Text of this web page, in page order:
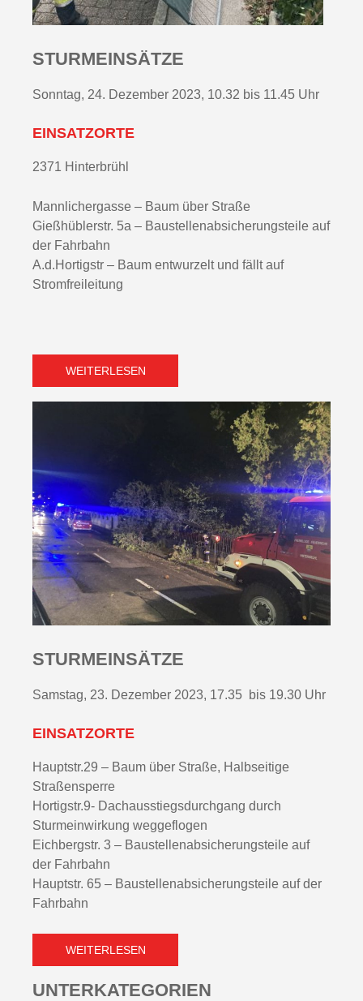
STURMEINSÄTZE
Sonntag, 24. Dezember 2023, 10.32 bis 11.45 Uhr
EINSATZORTE
2371 Hinterbrühl
Mannlichergasse – Baum über Straße
Gießhüblerstr. 5a – Baustellenabsicherungsteile auf
der Fahrbahn
A.d.Hortigstr – Baum entwurzelt und fällt auf
Stromfreileitung
WEITERLESEN
STURMEINSÄTZE
Samstag, 23. Dezember 2023, 17.35 bis 19.30 Uhr
EINSATZORTE
Hauptstr.29 – Baum über Straße, Halbseitige
Straßensperre
Hortigstr.9- Dachausstiegsdurchgang durch
Sturmeinwirkung weggeflogen
Eichbergstr. 3 – Baustellenabsicherungsteile auf
der Fahrbahn
Hauptstr. 65 – Baustellenabsicherungsteile auf der
Fahrbahn
WEITERLESEN
UNTERKATEGORIEN